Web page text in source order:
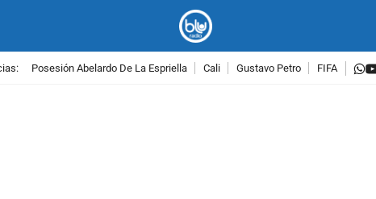
Posesión Abelardo De La Espriella Cali Gustavo Petro FIFA